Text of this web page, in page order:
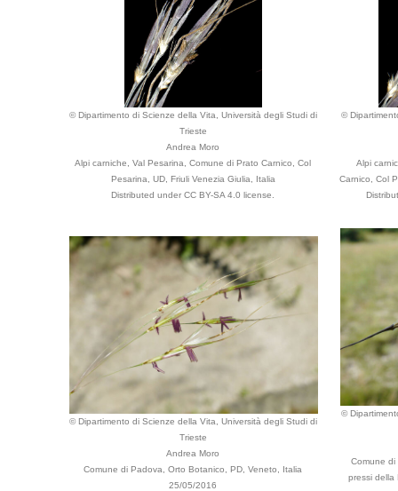
© Dipartimento di Scienze della Vita, Università degli Studi di
Trieste
Andrea Moro
Alpi carniche, Val Pesarina, Comune di Prato Carnico, Col
Pesarina, UD, Friuli Venezia Giulia, Italia
Distributed under CC BY-SA 4.0 license.
©
Alpi
Carnico, Col
© Dipartimento di Scienze della Vita, Università degli Studi di
Trieste
Andrea Moro
Comune di Padova, Orto Botanico, PD, Veneto, Italia
25/05/2016
©
Comune di
pressi della